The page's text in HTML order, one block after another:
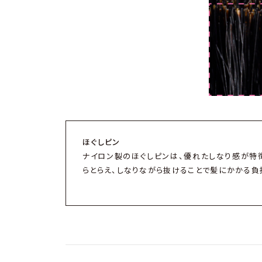
ほぐしピン
ナイロン製のほぐしピンは、優れたしなり感が
らとらえ、しなりながら抜けることで髪にかかる負